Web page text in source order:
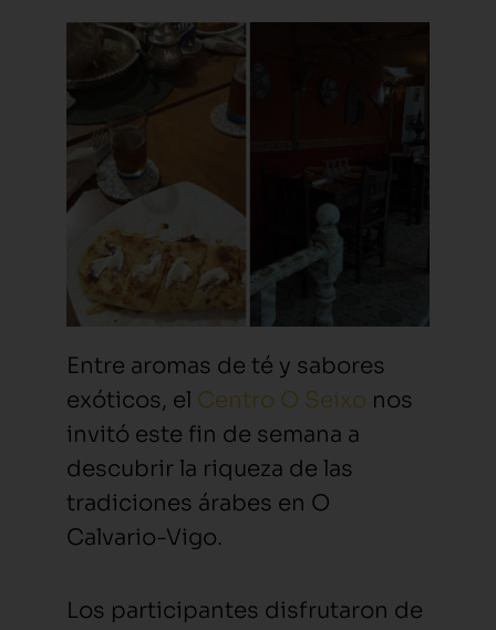
Entre aromas de té y sabores
exóticos, el Centro O Seixo nos
invitó este fin de semana a
descubrir la riqueza de las
tradiciones árabes en O
Calvario-Vigo.
Los participantes disfrutaron de